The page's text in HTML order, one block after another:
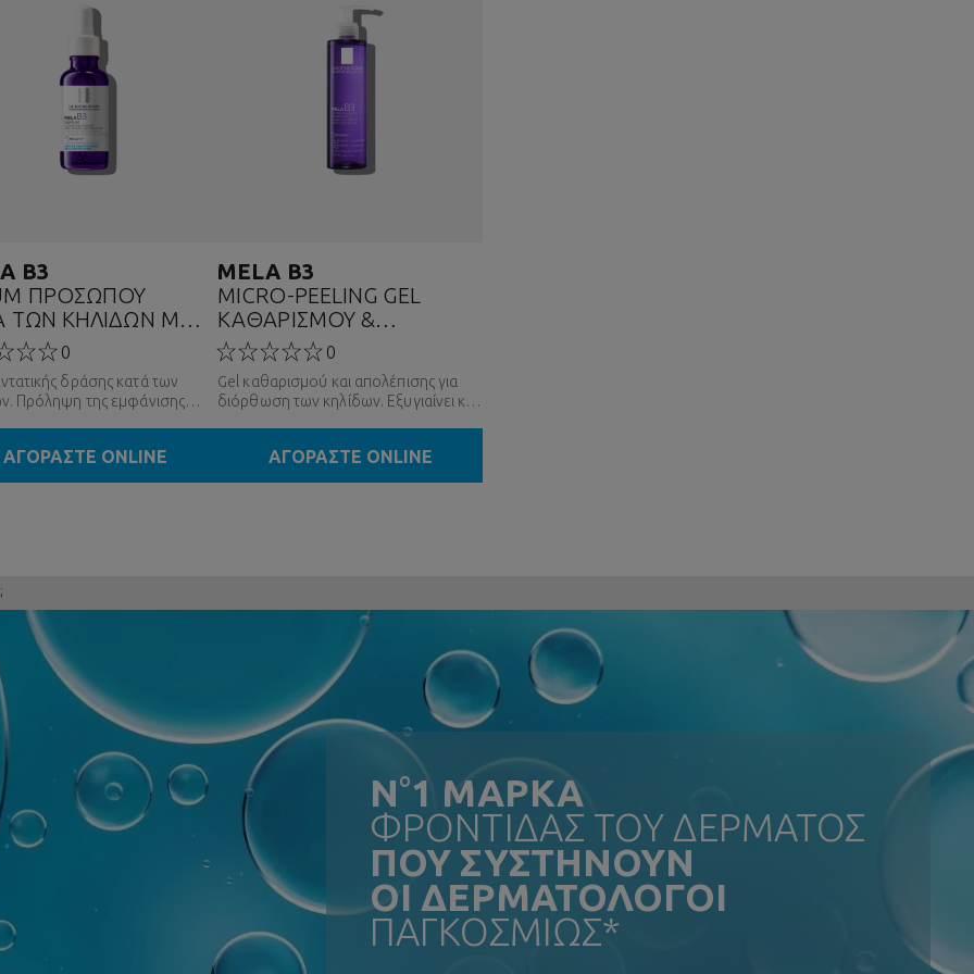
B3
ΠΡΟΣΩΠΟΥ
ΤΩΝ ΚΗΛΙΔΩΝ ΜΕ
& MELASYL
0
δράσης κατά των
Πρόληψη της εμφάνισης
ΑΓΟΡΑΣΤΕ ONLINE
MELA B3
MICRO-PEELING GEL
ΚΑΘΑΡΙΣΜΟΎ &
ΑΠΟΛΈΠΙΣΗΣ ΠΡΟΣΏΠΟΥ
0
Gel καθαρισμού και απολέπισης για
διόρθωση των κηλίδων. Εξυγιαίνει και
ΑΓΟΡΑΣΤΕ ONLINE
N°1 ΜΑΡΚΑ
ΦΡΟΝΤΙΔΑΣ ΤΟΥ ΔΕΡΜΑΤΟΣ
ΠΟΥ ΣΥΣΤΗΝΟΥΝ
ΟΙ ΔΕΡΜΑΤΟΛΟΓΟΙ
ΠΑΓΚΟΣΜΙΩΣ*